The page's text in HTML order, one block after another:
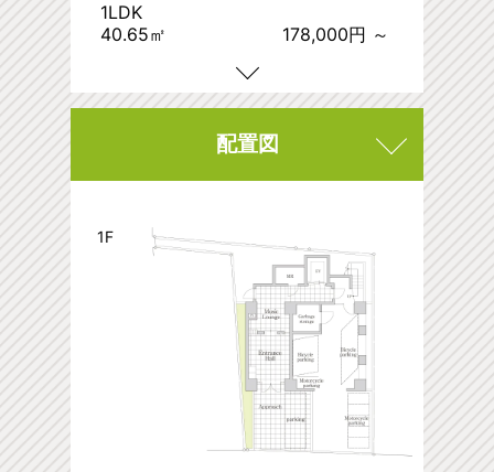
1LDK
40.65㎡
178,000円 ～
配置図
1F